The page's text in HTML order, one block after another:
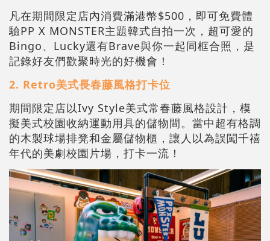
凡在期間限定店內消費滿港幣$500，即可免費體
驗PP X MONSTER主題韓式自拍一次，超可愛的
Bingo、Lucky還有Brave與你一起同框合照，是
記錄好友們歡聚時光的好機會！
2. Retro美式長春藤風格打卡位
期間限定店以Ivy Style美式常春藤風格設計，模
擬美式校園收納運動用具的儲物間。當中超有格調
的木製球場排凳和金屬儲物櫃，讓人以為誤闖千禧
年代的美劇校園片場，打卡一流！